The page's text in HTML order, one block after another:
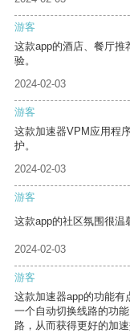
游客
这款app的酒店、餐厅推
验。
2024-02-03
游客
这款加速器VPM应用程
护。
2024-02-03
游客
这款app的社区氛围很温
2024-02-03
游客
这款加速器app的功能有
一个自动切换线路的功
路，从而获得更好的加速